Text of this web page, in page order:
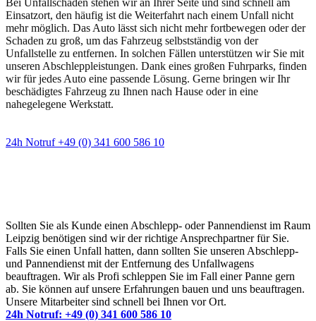
Bei Unfallschäden stehen wir an Ihrer Seite und sind schnell am
Einsatzort, den häufig ist die Weiterfahrt nach einem Unfall nicht
mehr möglich. Das Auto lässt sich nicht mehr fortbewegen oder der
Schaden zu groß, um das Fahrzeug selbstständig von der
Unfallstelle zu entfernen. In solchen Fällen unterstützen wir Sie mit
unseren Abschleppleistungen. Dank eines großen Fuhrparks, finden
wir für jedes Auto eine passende Lösung. Gerne bringen wir Ihr
beschädigtes Fahrzeug zu Ihnen nach Hause oder in eine
nahegelegene Werkstatt.
24h Notruf +49 (0) 341 600 586 10
Sollten Sie als Kunde einen Abschlepp- oder Pannendienst im Raum
Leipzig benötigen sind wir der richtige Ansprechpartner für Sie.
Falls Sie einen Unfall hatten, dann sollten Sie unseren Abschlepp-
und Pannendienst mit der Entfernung des Unfallwagens
beauftragen. Wir als Profi schleppen Sie im Fall einer Panne gern
ab. Sie können auf unsere Erfahrungen bauen und uns beauftragen.
Unsere Mitarbeiter sind schnell bei Ihnen vor Ort.
24h Notruf: +49 (0) 341 600 586 10